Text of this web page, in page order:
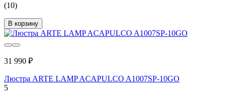
(10)
В корзину
31 990 ₽
Люстра ARTE LAMP ACAPULCO A1007SP-10GO
5